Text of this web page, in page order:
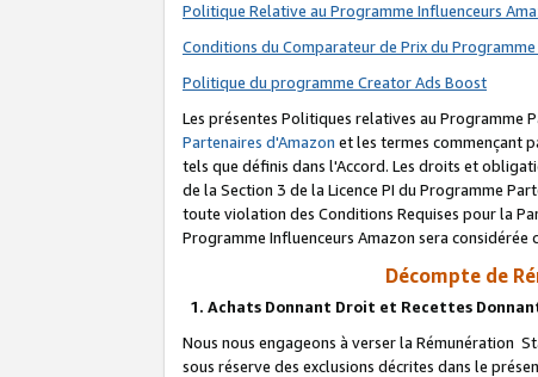
Politique Relative au Programme Influenceurs
Conditions du Comparateur de Prix du Programme
Politique du programme Creator Ads Boost
Les présentes Politiques relatives au Programme
Partenaires d'Amazon et les termes commençant
tels que définis dans l'Accord. Les droits et
de la Section 3 de la Licence PI du Programme
toute violation des Conditions Requises pour la
Programme Influenceurs Amazon sera
Décompte de
1. Achats Donnant Droit et Recettes
Nous nous engageons à verser la Rémunération
sous réserve des exclusions décrites dans le